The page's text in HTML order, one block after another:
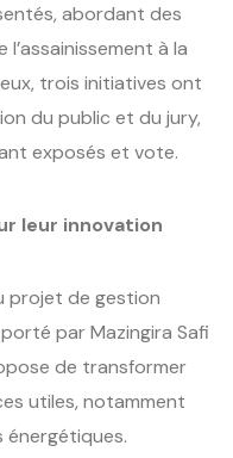
abordant des
à la
trois initiatives ont
du public et du jury,
exposés et vote.
leur innovation
projet de gestion
par Mazingira Safi
de transformer
utiles, notamment